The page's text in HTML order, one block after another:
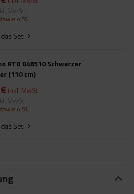
MwSt
o 5%
Set
RTD 048510 Schwarzer
(110 cm)
inkl. MwSt
MwSt
o 5%
Set